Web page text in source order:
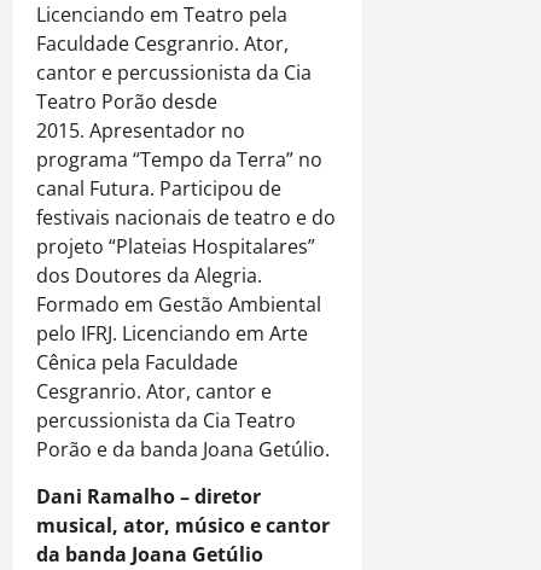
Licenciando em Teatro pela
Faculdade Cesgranrio. Ator,
cantor e percussionista da Cia
Teatro Porão desde
2015. Apresentador no
programa “Tempo da Terra” no
canal Futura. Participou de
festivais nacionais de teatro e do
projeto “Plateias Hospitalares”
dos Doutores da Alegria.
Formado em Gestão Ambiental
pelo IFRJ. Licenciando em Arte
Cênica pela Faculdade
Cesgranrio. Ator, cantor e
percussionista da Cia Teatro
Porão e da banda Joana Getúlio.
Dani Ramalho – diretor
musical, ator, músico e cantor
da banda Joana Getúlio